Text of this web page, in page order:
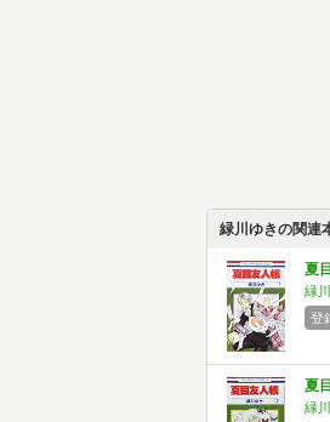
緑川ゆきの関連
夏
緑
登
夏
緑